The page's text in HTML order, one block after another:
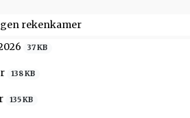
rekenkamer
37 KB
138 KB
135 KB